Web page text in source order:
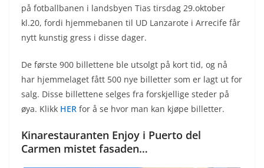
på fotballbanen i landsbyen Tias tirsdag 29.oktober
kl.20, fordi hjemmebanen til UD Lanzarote i Arrecife får
nytt kunstig gress i disse dager.
De første 900 billettene ble utsolgt på kort tid, og nå
har hjemmelaget fått 500 nye billetter som er lagt ut for
salg. Disse billettene selges fra forskjellige steder på
øya. Klikk HER for å se hvor man kan kjøpe billetter.
Kinarestauranten Enjoy i Puerto del
Carmen mistet fasaden…